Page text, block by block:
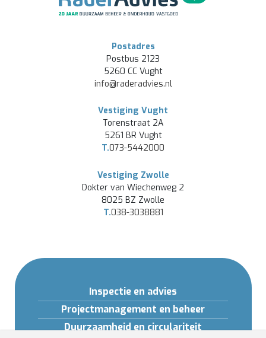
Postadres
Postbus 2123
5260 CC Vught
info@raderadvies.nl
Vestiging Vught
Torenstraat 2A
5261 BR Vught
T.073-5442000
Vestiging Zwolle
Dokter van Wiechenweg 2
8025 BZ Zwolle
T.038-3038881
Inspectie en advies
Projectmanagement en beheer
Duurzaamheid en circulariteit